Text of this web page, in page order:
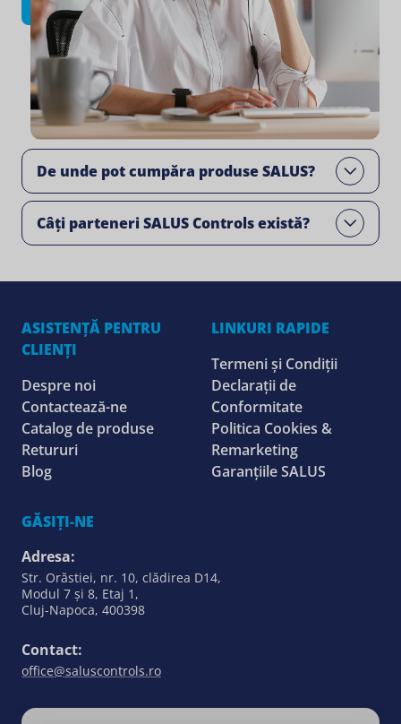
De unde pot cumpăra produse SALUS?Open
Câți parteneri SALUS Controls există?Open
ASISTENȚĂ PENTRU
CLIENȚI
Despre noi
Contactează-ne
Catalog de produse
Retururi
Blog
LINKURI RAPIDE
Termeni și Condiții
Declarații de
Conformitate
Politica Cookies &
Remarketing
Garanțiile SALUS
GĂSIȚI-NE
Adresa:
Str. Orăstiei, nr. 10, clădirea D14,
Modul 7 și 8, Etaj 1,
Cluj-Napoca, 400398
Contact:
office@saluscontrols.ro